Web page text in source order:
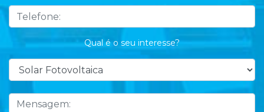
Qual é o seu interesse?